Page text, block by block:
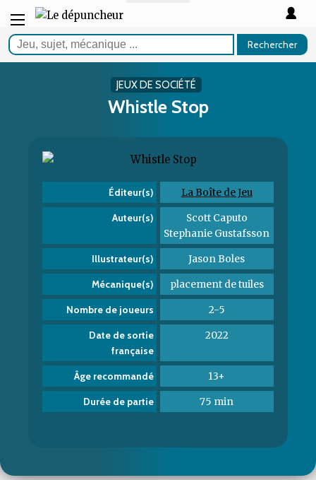
Rechercher
JEUX DE SOCIÉTÉ
Whistle Stop
Éditeur(s) La Boîte de Jeu
Auteur(s)
Scott Caputo
Stephanie Gustafsson
Illustrateur(s) Jason Boles
Mécanique(s) placement de tuiles
Nombre de joueurs 2-5
Date de sortie
française
2022
Âge recommandé 13+
Durée de partie 75 min